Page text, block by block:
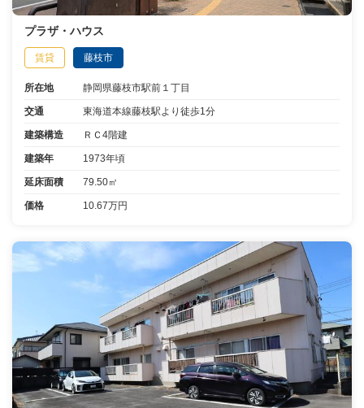
プラザ・ハウス
賃貸 藤枝市
所在地 静岡県藤枝市駅前１丁目
交通 東海道本線藤枝駅より徒歩1分
建築構造 ＲＣ4階建
建築年 1973年頃
延床面積 79.50㎡
価格 10.67万円